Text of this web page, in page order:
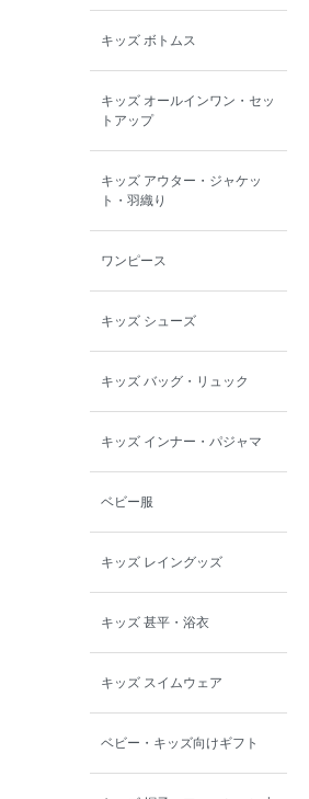
allolun.
ICE RING
キッズ ボトムス
キッズ オールインワン・セッ
トアップ
キッズ アウター・ジャケッ
ト・羽織り
ワンピース
キッズ シューズ
キッズ バッグ・リュック
キッズ インナー・パジャマ
ベビー服
キッズ レイングッズ
キッズ 甚平・浴衣
キッズ スイムウェア
ベビー・キッズ向けギフト